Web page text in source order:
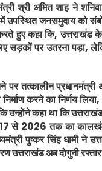
श्री अमित शाह ने
उपस्थित जनसमुदाय को
हुए कहा कि, उत्तराखंड
सड़कों पर उतरना पड़ा,
तत्कालीन प्रधानमंत्री
करने का निर्णय
उन्होंने कहा था कि
से 2026 तक का
पुष्कर सिंह धामी
उत्तराखंड अब दोगुनी